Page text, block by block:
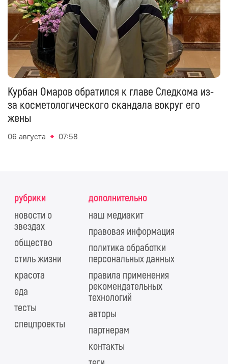
Курбан Омаров обратился к главе Следкома из-
за косметологического скандала вокруг его
жены
06 августа 07:58
рубрики
новости о
звездах
общество
стиль жизни
красота
еда
тесты
спецпроекты
дополнительно
наш медиакит
правовая информация
политика обработки
персональных данных
правила применения
рекомендательных
технологий
авторы
партнерам
контакты